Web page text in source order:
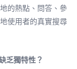
的熱點、問答、參
使用者的真實搜尋
乏獨特性？